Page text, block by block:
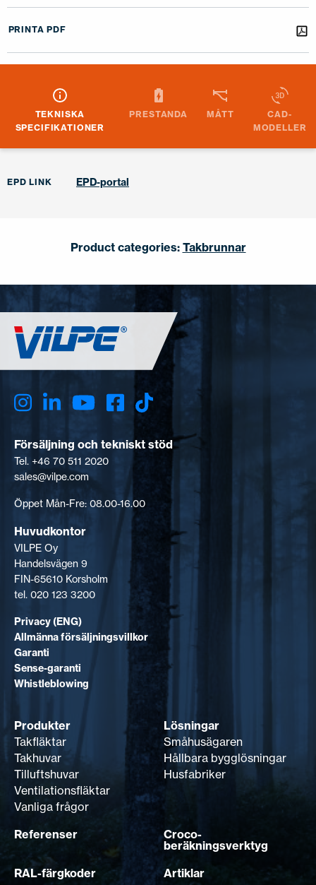
PRINTA PDF
TEKNISKA
SPECIFIKATIONER
PRESTANDA MÅTT
CAD-
MODELLER
EPD LINK EPD-portal
Product categories: Takbrunnar
Försäljning och tekniskt stöd
Tel. +46 70 511 2020
sales@vilpe.com
Öppet Mån-Fre: 08.00-16.00
Huvudkontor
VILPE Oy
Handelsvägen 9
FIN-65610 Korsholm
tel. 020 123 3200
Privacy (ENG)
Allmänna försäljningsvillkor
Garanti
Sense-garanti
Whistleblowing
Produkter
Takfläktar
Takhuvar
Tilluftshuvar
Ventilationsfläktar
Vanliga frågor
Lösningar
Småhusägaren
Hållbara bygglösningar
Husfabriker
Referenser
Croco-
beräkningsverktyg
RAL-färgkoder
Artiklar